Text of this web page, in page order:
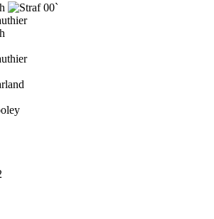
00`